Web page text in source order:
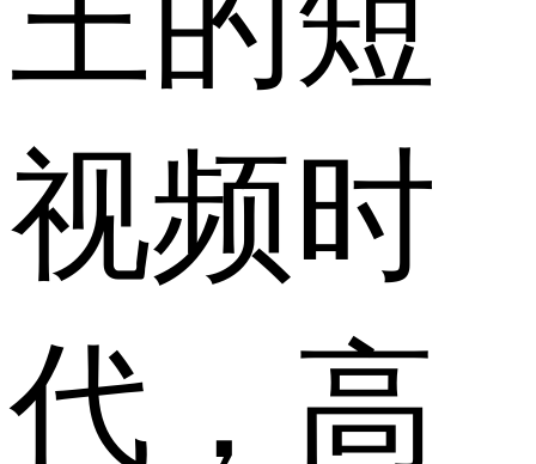
视频时
代，高